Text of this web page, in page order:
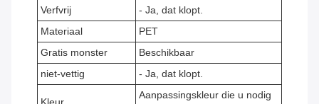
Verfvrij
- Ja, dat klopt.
Materiaal
PET
Gratis monster
Beschikbaar
niet-vettig
- Ja, dat klopt.
Aanpassingskleur die u nodig